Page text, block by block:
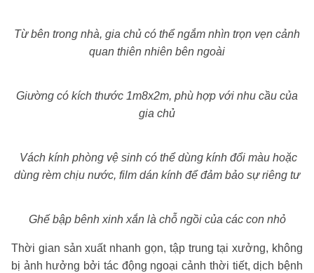
Từ bên trong nhà, gia chủ có thể ngắm nhìn trọn vẹn cảnh
quan thiên nhiên bên ngoài
Giường có kích thước 1m8x2m, phù hợp với nhu cầu của
gia chủ
Vách kính phòng vệ sinh có thể dùng kính đổi màu hoặc
dùng rèm chịu nước, film dán kính để đảm bảo sự riêng tư
Ghế bập bênh xinh xắn là chỗ ngồi của các con nhỏ
Thời gian sản xuất nhanh gọn, tập trung tại xưởng, không
bị ảnh hưởng bởi tác động ngoại cảnh thời tiết, dịch bệnh